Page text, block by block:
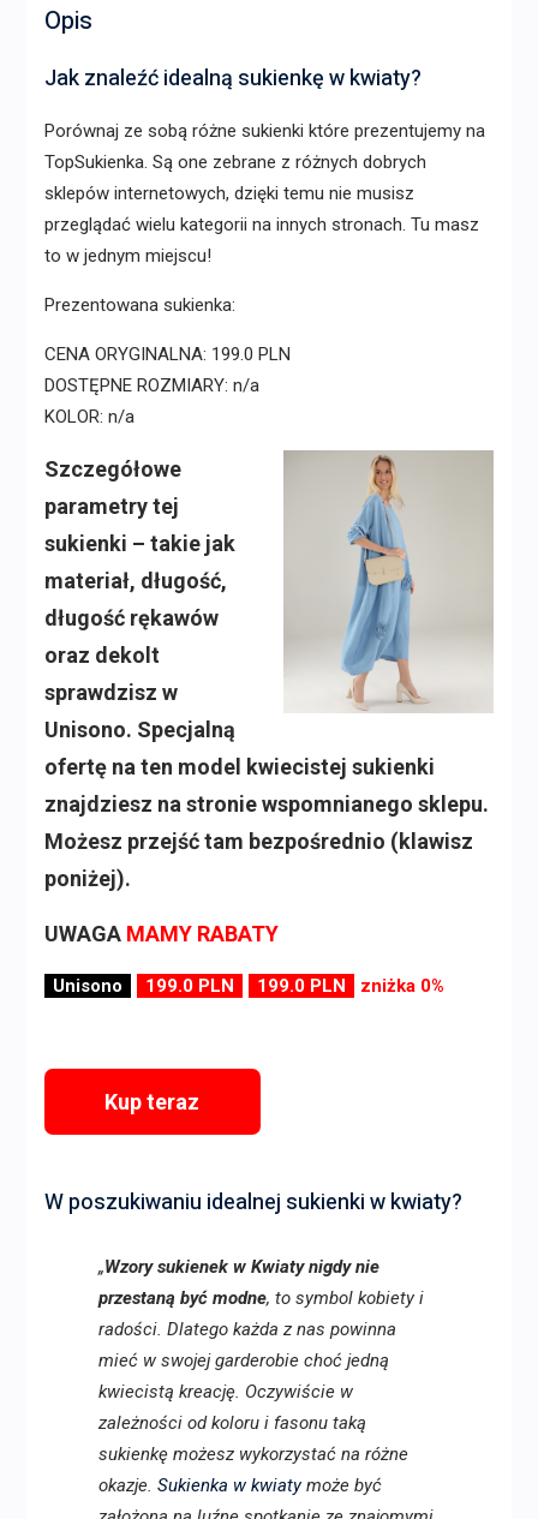
Opis
Jak znaleźć idealną sukienkę w kwiaty?
Porównaj ze sobą różne sukienki które prezentujemy na
TopSukienka. Są one zebrane z różnych dobrych
sklepów internetowych, dzięki temu nie musisz
przeglądać wielu kategorii na innych stronach. Tu masz
to w jednym miejscu!
Prezentowana sukienka:
CENA ORYGINALNA: 199.0 PLN
DOSTĘPNE ROZMIARY: n/a
KOLOR: n/a
Szczegółowe
parametry tej
sukienki – takie jak
materiał, długość,
długość rękawów
oraz dekolt
sprawdzisz w
Unisono. Specjalną
ofertę na ten model kwiecistej sukienki
znajdziesz na stronie wspomnianego sklepu.
Możesz przejść tam bezpośrednio (klawisz
poniżej).
UWAGA MAMY RABATY
Unisono 199.0 PLN 199.0 PLN zniżka 0%
Kup teraz
W poszukiwaniu idealnej sukienki w kwiaty?
„Wzory sukienek w Kwiaty nigdy nie
przestaną być modne, to symbol kobiety i
radości. Dlatego każda z nas powinna
mieć w swojej garderobie choć jedną
kwiecistą kreację. Oczywiście w
zależności od koloru i fasonu taką
sukienkę możesz wykorzystać na różne
okazje. Sukienka w kwiatymoże być